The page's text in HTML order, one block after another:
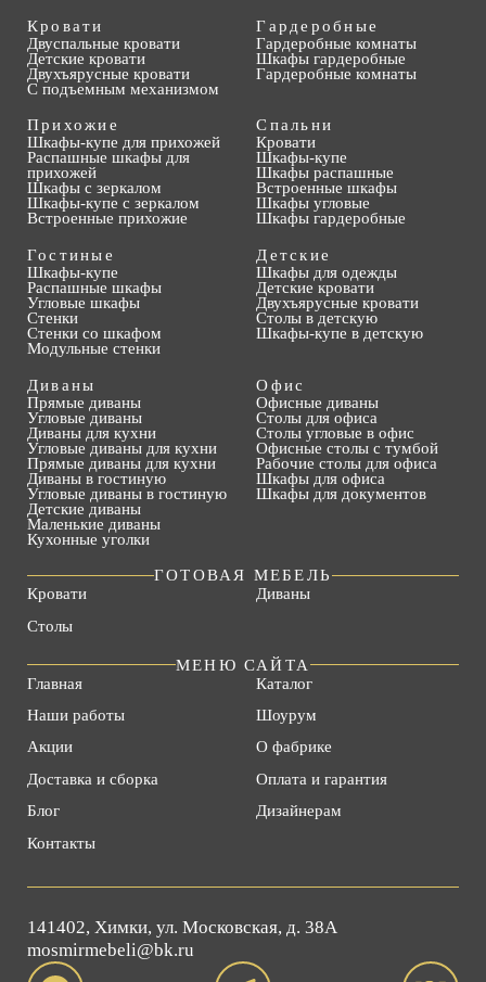
Кровати
Двуспальные кровати
Детские кровати
Двухъярусные кровати
С подъемным механизмом
Гардеробные
Гардеробные комнаты
Шкафы гардеробные
Гардеробные комнаты
Прихожие
Шкафы-купе для прихожей
Распашные шкафы для
прихожей
Шкафы с зеркалом
Шкафы-купе с зеркалом
Встроенные прихожие
Спальни
Кровати
Шкафы-купе
Шкафы распашные
Встроенные шкафы
Шкафы угловые
Шкафы гардеробные
Гостиные
Шкафы-купе
Распашные шкафы
Угловые шкафы
Стенки
Стенки со шкафом
Модульные стенки
Детские
Шкафы для одежды
Детские кровати
Двухъярусные кровати
Столы в детскую
Шкафы-купе в детскую
Диваны
Прямые диваны
Угловые диваны
Диваны для кухни
Угловые диваны для кухни
Прямые диваны для кухни
Диваны в гостиную
Угловые диваны в гостиную
Детские диваны
Маленькие диваны
Кухонные уголки
Офис
Офисные диваны
Столы для офиса
Столы угловые в офис
Офисные столы с тумбой
Рабочие столы для офиса
Шкафы для офиса
Шкафы для документов
ГОТОВАЯ МЕБЕЛЬ
Кровати
Диваны
Столы
МЕНЮ САЙТА
Главная
Каталог
Наши работы
Шоурум
Акции
О фабрике
Доставка и сборка
Оплата и гарантия
Блог
Дизайнерам
Контакты
141402, Химки, ул. Московская, д. 38А
mosmirmebeli@bk.ru